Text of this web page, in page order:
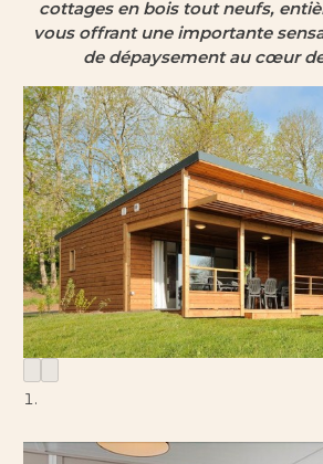
cottages en bois tout neufs,
vous offrant une importante
de dépaysement au cœur